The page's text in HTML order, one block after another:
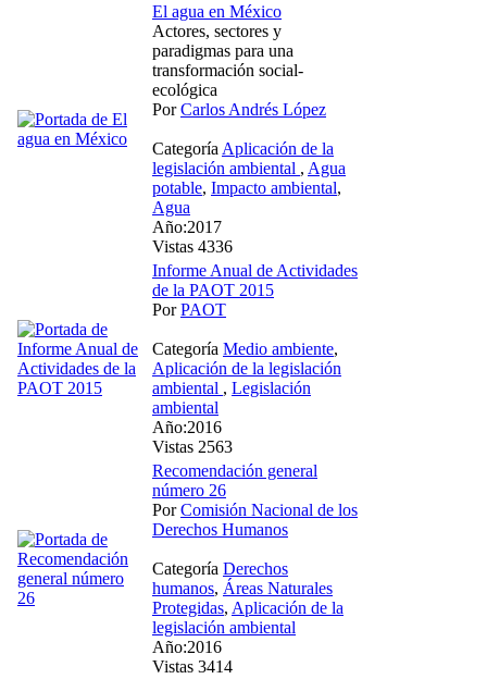
El agua en México
Actores, sectores y
paradigmas para una
transformación social-
ecológica
PorCarlos Andrés López
Categoría Aplicación de la
legislación ambiental , Agua
potable, Impacto ambiental,
Agua
Año:2017
Vistas 4336
Informe Anual de Actividades
de la PAOT 2015
PorPAOT
Categoría Medio ambiente,
Aplicación de la legislación
ambiental , Legislación
ambiental
Año:2016
Vistas 2563
Recomendación general
número 26
PorComisión Nacional de los
Derechos Humanos
Categoría Derechos
humanos, Áreas Naturales
Protegidas, Aplicación de la
legislación ambiental
Año:2016
Vistas 3414